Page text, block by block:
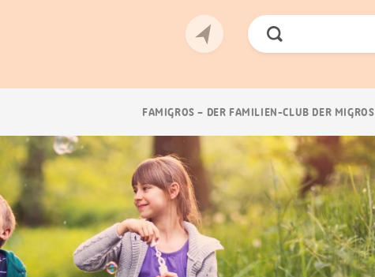
Jetzt
FAMIGROS – DER FAMILIEN-CLUB DER MIGROS